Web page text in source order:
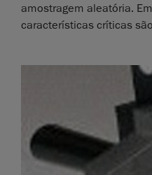
amostragem aleatória.
características críticas